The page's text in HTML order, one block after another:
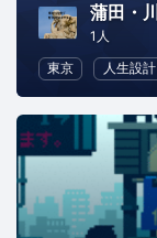
蒲田・
1人
東京
人生設計